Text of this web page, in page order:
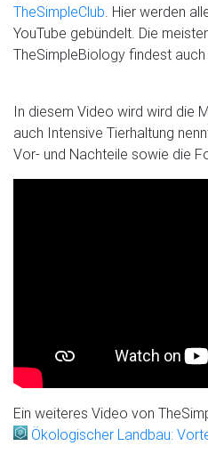
TheSimpleClub. Hier werden
YouTube gebündelt. Die
TheSimpleBiology findest auch
In diesem Video wird wird die
auch Intensive Tierhaltung
Vor- und Nachteile sowie die
Ein weiteres Video von
Ökologischer Landbau: